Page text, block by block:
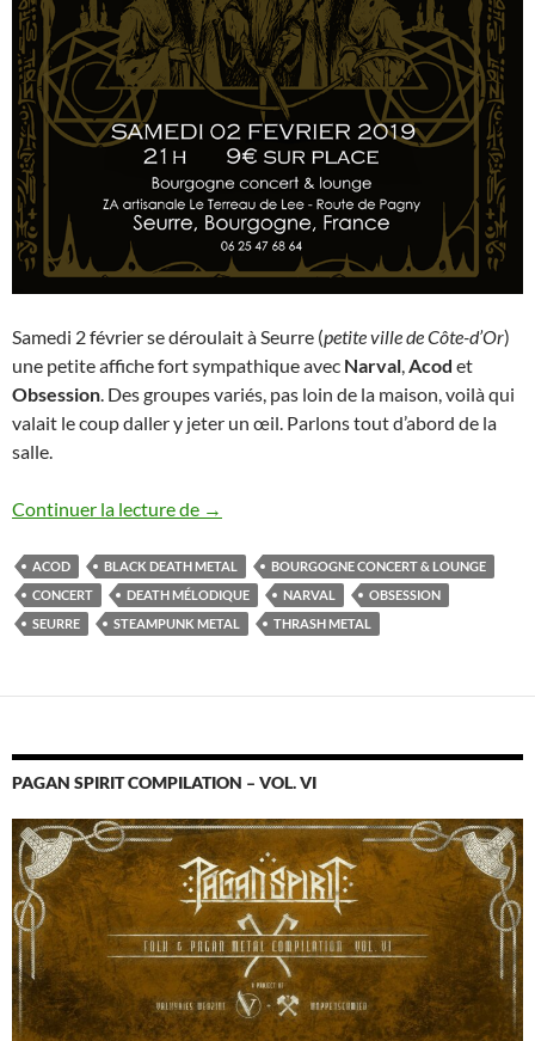
Samedi 2 février se déroulait à Seurre (petite ville de Côte-d’Or)
une petite affiche fort sympathique avec Narval,Acod et
Obsession. Des groupes variés, pas loin de la maison, voilà qui
valait le coup daller y jeter un œil. Parlons tout d’abord de la
salle.
Continuer la lecture de Narval – Acod – Obsession
→
ACOD BLACK DEATH METAL
BOURGOGNE CONCERT & LOUNGE
CONCERT
DEATH MÉLODIQUE NARVAL
OBSESSION
SEURRE
STEAMPUNK METAL THRASH METAL
PAGAN SPIRIT COMPILATION – VOL. VI